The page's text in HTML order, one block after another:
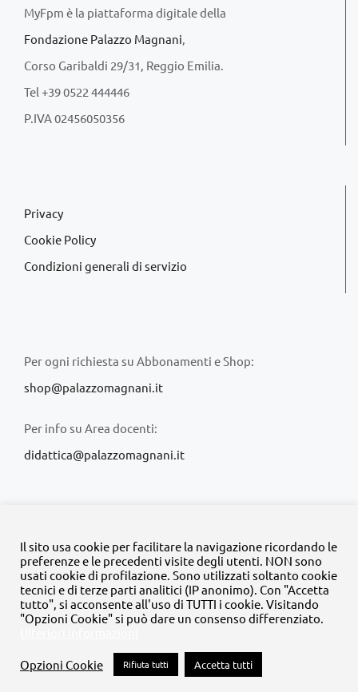
MyFpm è la piattaforma digitale della
Fondazione Palazzo Magnani
Corso Garibaldi 29/31, Reggio Emilia.
Tel +39 0522 444446
P.IVA 02456050356
Privacy
Cookie Policy
Condizioni generali di servizio
Per ogni richiesta su Abbonamenti e Shop:
shop@palazzomagnani.it
Per info su Area docenti:
didattica@palazzomagnani.it
© Copyright 2020 -2026 | Tutti i diritti riservati | MyFpm è un
progetto dellaFondazione Palazzo Magnani
FacebookInstagram
TwitterLinkedInYouTube
Il sito usa cookie per facilitare la navigazione ricordando le
preferenze e le precedenti visite degli utenti. NON sono
usati cookie di profilazione. Sono utilizzati soltanto cookie
tecnici e di terze parti analitici (IP anonimo). Con "Accetta
tutto", si acconsente all'uso di TUTTI i cookie. Visitando
"Opzioni Cookie" si può dare un consenso differenziato.
Opzioni Cookie Rifiuta tutti Accetta tutti